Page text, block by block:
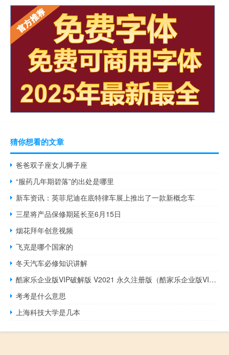
猜你想看的文章
爸爸双子座女儿狮子座
“服药几年期碧落”的出处是哪里
新车资讯：英菲尼迪在底特律车展上推出了一款新概念车
三星将产品保修期延长至6月15日
烟花拜年创意视频
飞克是哪个国家的
冬天汽车必修知识讲解
酷家乐企业版VIP破解版 V2021 永久注册版（酷家乐企业版VIP破解版 V2021 永久注册版功能简介）
考考是什么意思
上海科技大学是几本